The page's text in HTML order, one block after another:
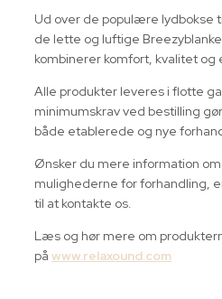
Ud over de populære lydbokse
de lette og luftige
kombinerer komfort, kvalitet og
Alle produkter leveres i flotte
minimumskrav ved bestilling
både etablerede og nye
Ønsker du mere information
mulighederne for forhandling,
til at kontakte os.
Læs og hør mere om
på www.relaxound.com